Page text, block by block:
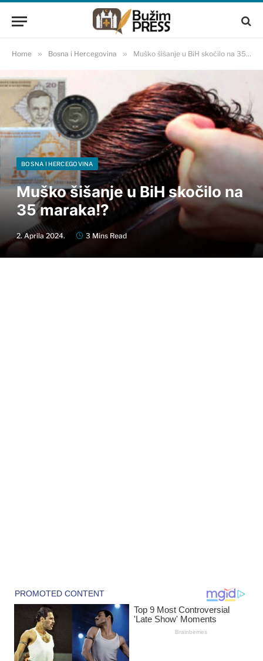
Home » Bosna i Hercegovina » Muško šišanje u BiH skočilo na 35 maraka!?
BOSNA I HERCEGOVINA
Muško šišanje u BiH skočilo na
35 maraka!?
2. Aprila 2024. 3 Mins Read